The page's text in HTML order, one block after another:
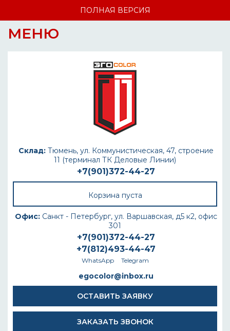
ПОЛНАЯ ВЕРСИЯ
МЕНЮ
Склад: Тюмень, ул. Коммунистическая, 47, строение
11 (терминал ТК Деловые Линии)
+7(901)372-44-27
Корзина пуста
Офис: Санкт - Петербург, ул. Варшавская, д5 к2, офис
301
+7(901)372-44-27
+7(812)493-44-47
WhatsApp Telegram
egocolor@inbox.ru
ОСТАВИТЬ ЗАЯВКУ
ЗАКАЗАТЬ ЗВОНОК